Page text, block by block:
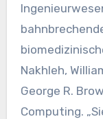
Nakhleh,
George R.
Computing.